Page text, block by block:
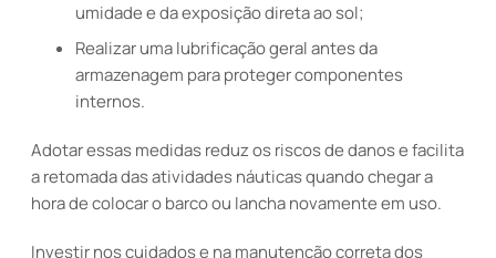
umidade e da exposição direta ao sol;
Realizar uma lubrificação geral antes da
armazenagem para proteger componentes
internos.
Adotar essas medidas reduz os riscos de danos e facilita
a retomada das atividades náuticas quando chegar a
hora de colocar o barco ou lancha novamente em uso.
Investir nos cuidados e na manutenção correta dos